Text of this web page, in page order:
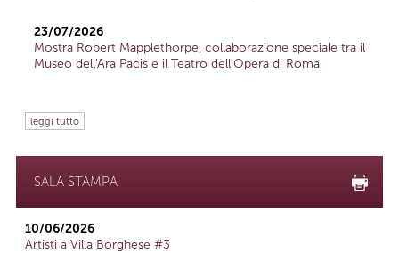
23/07/2026
Mostra Robert Mapplethorpe, collaborazione speciale tra il
Museo dell'Ara Pacis e il Teatro dell'Opera di Roma
leggi tutto
SALA STAMPA
10/06/2026
Artisti a Villa Borghese #3